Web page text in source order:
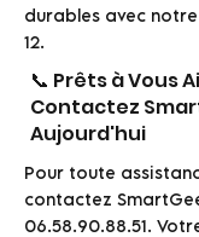
durables avec
12.
📞 Prêts à Vous
Contactez
Aujourd'hui
Pour toute
contactez
06.58.90.88.51.